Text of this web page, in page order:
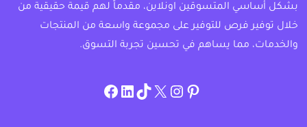
بشكل أساسي المتسوقين اونلاين، مقدماً لهم قيمة حقيقية من
خلال توفير فرص للتوفير على مجموعة واسعة من المنتجات
والخدمات، مما يساهم في تحسين تجربة التسوق.
pinterest
allcouponat
twitter
TikTok
linkedin
facebook